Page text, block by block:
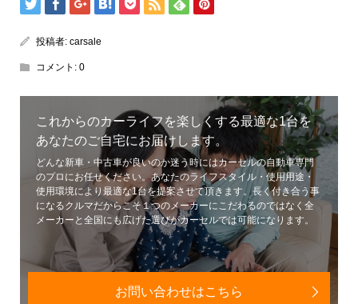
投稿者: carsale
コメント: 0
これからのカーライフを楽しくする最適な1台を
あなたのご自宅にお届けします。
どんな新車・中古車が良いのか迷う時にはカーセルの自動車専門
のプロにお任せください。あなたのライフスタイル・使用用途・
使用環境により最適な1台を提案させて頂きます。長く付き合う事
になるクルマだからこそ１つのメーカーにこだわるのではなく全
メーカーと全国にも広げた選びがカーセルでは可能になります。
お問い合わせはこちら